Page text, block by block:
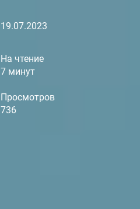
19.07.2023
На чтение
7 минут
Просмотров
736